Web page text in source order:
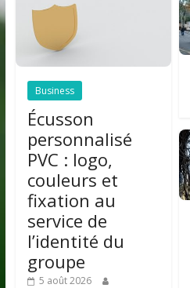
Business
Écusson
personnalisé
PVC : logo,
couleurs et
fixation au
service de
l’identité du
groupe
5 août 2026